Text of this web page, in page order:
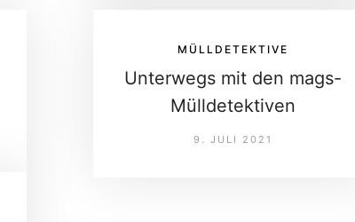
MÜLLDETEKTIVE
Unterwegs mit den mags-
Mülldetektiven
9. JULI 2021